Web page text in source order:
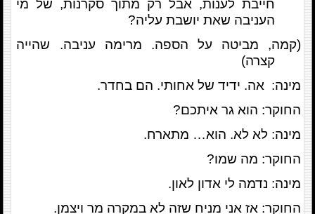
חייבת לענות, אבל רק מתוך סקרנות, של מי
העניבה שאת יושבת עליה?
(קמה, מביטה על הספה. מרימה עניבה. שהייה
קצרה)
מינה: אה. ידיד של אחותי. הם בחדר.
החוקר: הוא גר איתכם?
מינה: לא לא. הוא… מתארח.
החוקר: מה שמו?
מינה: נדמה לי אדון לאון.
החוקר: אז אני מניח שזה לא במקרה מר ויצמן.